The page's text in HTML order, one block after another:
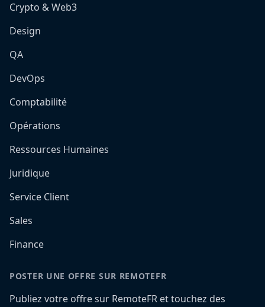
Crypto & Web3
Design
QA
DevOps
Comptabilité
Opérations
Ressources Humaines
Juridique
Service Client
Sales
Finance
POSTER UNE OFFRE SUR REMOTEFR
Publiez votre offre sur RemoteFR et touchez des